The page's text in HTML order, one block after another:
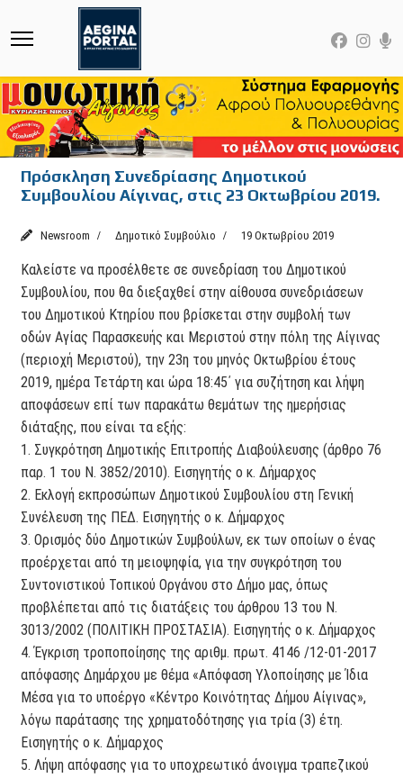
Πρόσκληση Συνεδρίασης Δημοτικού
Συμβουλίου Αίγινας, στις 23 Οκτωβρίου 2019.
Newsroom Δημοτικό Συμβούλιο 19 Οκτωβρίου 2019
Καλείστε να προσέλθετε σε συνεδρίαση του Δημοτικού
Συμβουλίου, που θα διεξαχθεί στην αίθουσα συνεδριάσεων
του Δημοτικού Κτηρίου που βρίσκεται στην συμβολή των
οδών Αγίας Παρασκευής και Μεριστού στην πόλη της Αίγινας
(περιοχή Μεριστού), την 23η του μηνός Οκτωβρίου έτους
2019, ημέρα Τετάρτη και ώρα 18:45΄ για συζήτηση και λήψη
αποφάσεων επί των παρακάτω θεμάτων της ημερήσιας
διάταξης, που είναι τα εξής:
1. Συγκρότηση Δημοτικής Επιτροπής Διαβούλευσης (άρθρο 76
παρ. 1 του Ν. 3852/2010). Εισηγητής ο κ. Δήμαρχος
2. Εκλογή εκπροσώπων Δημοτικού Συμβουλίου στη Γενική
Συνέλευση της ΠΕΔ. Εισηγητής ο κ. Δήμαρχος
3. Ορισμός δύο Δημοτικών Συμβούλων, εκ των οποίων ο ένας
προέρχεται από τη μειοψηφία, για την συγκρότηση του
Συντονιστικού Τοπικού Οργάνου στο Δήμο μας, όπως
προβλέπεται από τις διατάξεις του άρθρου 13 του Ν.
3013/2002 (ΠΟΛΙΤΙΚΗ ΠΡΟΣΤΑΣΙΑ). Εισηγητής ο κ. Δήμαρχος
4. Έγκριση τροποποίησης της αριθμ. πρωτ. 4146 /12-01-2017
απόφασης Δημάρχου με θέμα «Απόφαση Υλοποίησης με Ίδια
Μέσα για το υποέργο «Κέντρο Κοινότητας Δήμου Αίγινας»,
λόγω παράτασης της χρηματοδότησης για τρία (3) έτη.
Εισηγητής ο κ. Δήμαρχος
5. Λήψη απόφασης για το υποχρεωτικό άνοιγμα τραπεζικού